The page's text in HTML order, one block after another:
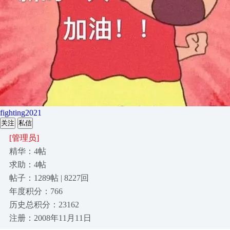
fighting2021
关注 私信
[管理员]
精华：4帖
求助：4帖
帖子：1289帖 | 8227回
年度积分：766
历史总积分：23162
注册：2008年11月11日